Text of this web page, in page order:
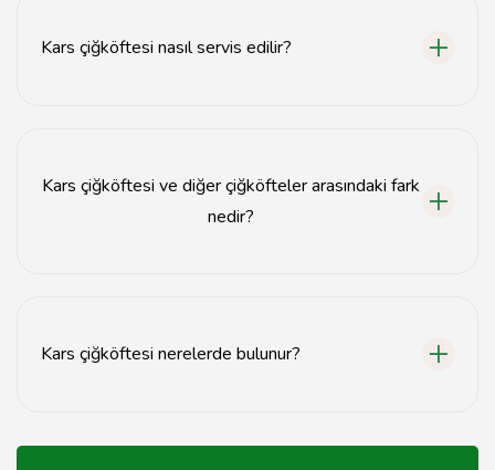
Kars çiğköftesi nasıl servis edilir?
Kars çiğköftesi ve diğer çiğköfteler arasındaki fark
nedir?
Kars çiğköftesi nerelerde bulunur?
restoranlarda bulunabilir.